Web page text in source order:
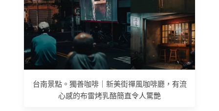
台南景點。獨善咖啡｜新美街禪風咖啡廳，有流
心感的布雷烤乳酪簡直令人驚艷